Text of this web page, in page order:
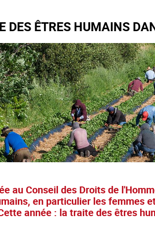
DES ÊTRES HUMAINS
au Conseil des Droits de
en particulier les femmes
année : la traite des êtres